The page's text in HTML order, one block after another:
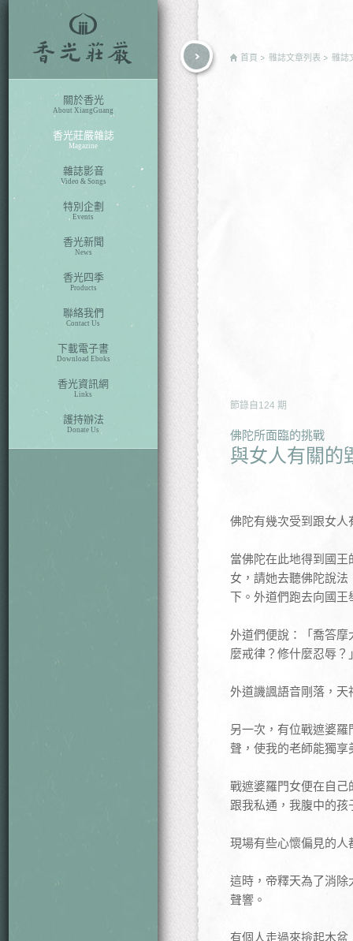
關於香光
About XiangGuang
香光莊嚴雜誌
Magazine
雜誌影音
Video & Songs
特別企劃
Events
香光新聞
News
香光四季
Products
聯絡我們
Contact Us
下載電子書
Download Eboks
香光資訊網
Links
護持辦法
Donate Us
首頁 雜誌文章列表 雜誌
節錄自 124 期
佛陀所面臨的挑戰
與女人有關的
佛陀有幾次受到跟女
當佛陀在此地得到國
女，請她去聽佛陀說
下。外道們跑去向國
外道們便說：「喬答
麼戒律？修什麼忍辱？
外道譏諷語音剛落，
另一次，有位戰遮婆
聲，使我的老師能獨享
戰遮婆羅門女便在自
跟我私通，我腹中的
現場有些心懷偏見的
這時，帝釋天為了消
聲響。
有個人走過來撿起木